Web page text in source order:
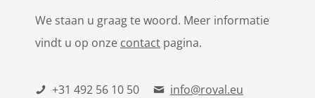
We staan u graag te woord. Meer informatie
vindt u op onze contact pagina.
+31 492 56 10 50 info@roval.eu